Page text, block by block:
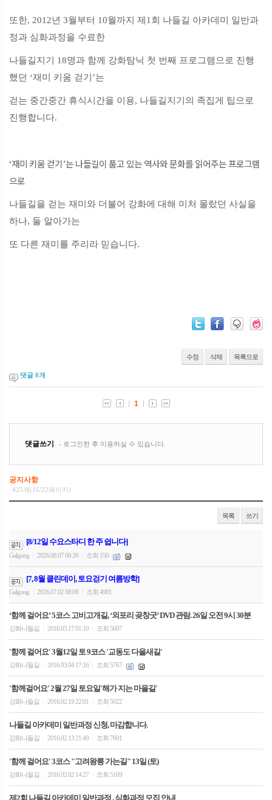
또한, 2012년 3월부터 10월까지 제1회 나들길 아카데미 일반과
정과 심화과정을 수료한
나들길지기 18명과 함께 강화탐닉 첫 번째 프로그램으로 진행
했던 ‘재미 키움 걷기’는
걷는 중간중간 휴식시간을 이용, 나들길지기의 족집게 팁으로
진행합니다.
‘재미 키움 걷기’는 나들길이 품고 있는 역사와 문화를 읽어주는 프로그램
으로
나들길을 걷는 재미와 더불어 강화에 대해 미처 몰랐던 사실을
하나, 둘 알아가는
또 다른 재미를 주리라 믿습니다.
수정 삭제 목록으로
댓글 0개
공지사항
425개(16/22페이지)
목록 쓰기
[8/12일 수요스타디 한 주 쉽니다]
Galgong 2026.08.07 06:39 조회 150
[7, 8월 클린데이, 토요걷기 여름방학]
Galgong 2026.07.02 08:09 조회 4981
‘함께 걸어요’ 5코스 고비고개길, ‘외포리 곶창굿’ DVD 관람. 26일 오전 9시 30분
강화나들길 2016.03.17 01:10 조회 5607
'함께 걸어요' 3월12일 토 9코스 '교동도 다을새길'
강화나들길 2016.03.04 17:16 조회 5767
'함께걸어요' 2월 27일 토요일'해가 지는 마을길'
강화나들길 2016.02.19 22:01 조회 5022
나들길 아카데미 일반과정 신청, 마감합니다.
강화나들길 2016.02.13 21:49 조회 7691
'함께 걸어요' 3코스 "고려왕릉 가는길" 13일 (토)
강화나들길 2016.02.02 14:27 조회 5169
제2회 나들길 아카데미 일반과정 , 심화과정 모집 안내